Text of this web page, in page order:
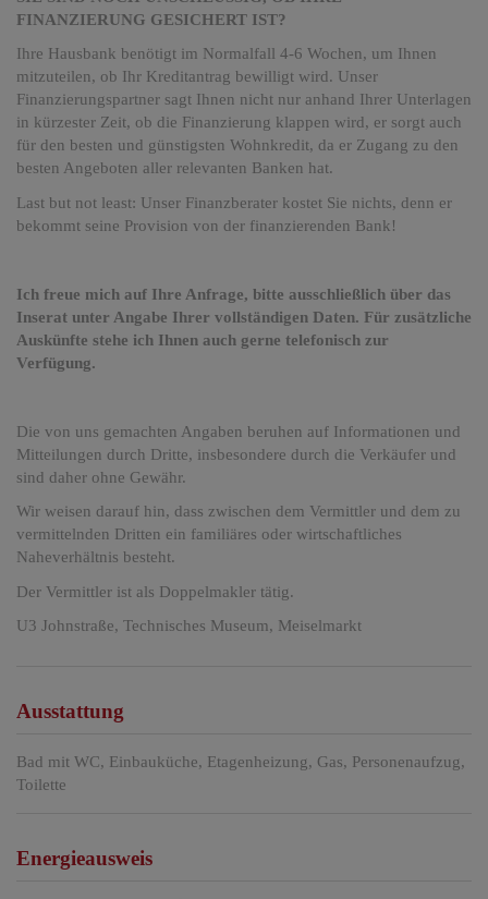
FINANZIERUNG GESICHERT IST?
Ihre Hausbank benötigt im Normalfall 4-6 Wochen, um Ihnen
mitzuteilen, ob Ihr Kreditantrag bewilligt wird. Unser
Finanzierungspartner sagt Ihnen nicht nur anhand Ihrer Unterlagen
in kürzester Zeit, ob die Finanzierung klappen wird, er sorgt auch
für den besten und günstigsten Wohnkredit, da er Zugang zu den
besten Angeboten aller relevanten Banken hat.
Last but not least: Unser Finanzberater kostet Sie nichts, denn er
bekommt seine Provision von der finanzierenden Bank!
Ich freue mich auf Ihre Anfrage, bitte ausschließlich über das
Inserat unter Angabe Ihrer vollständigen Daten. Für zusätzliche
Auskünfte stehe ich Ihnen auch gerne telefonisch zur
Verfügung.
Die von uns gemachten Angaben beruhen auf Informationen und
Mitteilungen durch Dritte, insbesondere durch die Verkäufer und
sind daher ohne Gewähr.
Wir weisen darauf hin, dass zwischen dem Vermittler und dem zu
vermittelnden Dritten ein familiäres oder wirtschaftliches
Naheverhältnis besteht.
Der Vermittler ist als Doppelmakler tätig.
U3 Johnstraße, Technisches Museum, Meiselmarkt
Ausstattung
Bad mit WC Einbauküche Etagenheizung Gas
Personenaufzug
Toilette
Energieausweis